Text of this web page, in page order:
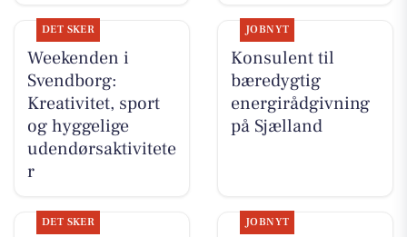
DET SKER
Weekenden i
Svendborg:
Kreativitet, sport
og hyggelige
udendørsaktivitete
r
JOBNYT
Konsulent til
bæredygtig
energirådgivning
på Sjælland
DET SKER JOBNYT